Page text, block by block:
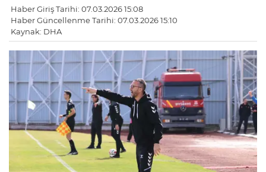
Haber Giriş Tarihi: 07.03.2026 15:08
Haber Güncellenme Tarihi: 07.03.2026 15:10
Kaynak: DHA